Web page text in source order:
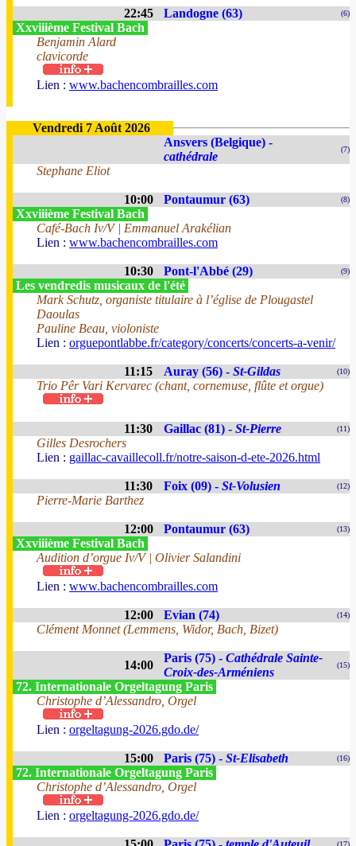
22:45 Landogne (63) (6)
Xxviiième Festival Bach
Benjamin Alard
clavicorde
Lien : www.bachencombrailles.com
Vendredi 7 Août 2026
Ansvers (Belgique) -
cathédrale
(7)
Stephane Eliot
10:00 Pontaumur (63) (8)
Xxviiième Festival Bach
Café-Bach Iv/V | Emmanuel Arakélian
Lien : www.bachencombrailles.com
10:30 Pont-l'Abbé (29) (9)
Les vendredis musicaux de l'été
Mark Schutz, organiste titulaire à l’église de Plougastel
Daoulas
Pauline Beau, violoniste
Lien : orguepontlabbe.fr/category/concerts/concerts-a-venir/
11:15 Auray (56) - St-Gildas (10)
Trio Pêr Vari Kervarec (chant, cornemuse, flûte et orgue)
11:30 Gaillac (81) - St-Pierre (11)
Gilles Desrochers
Lien : gaillac-cavaillecoll.fr/notre-saison-d-ete-2026.html
11:30 Foix (09) - St-Volusien (12)
Pierre-Marie Barthez
12:00 Pontaumur (63) (13)
Xxviiième Festival Bach
Audition d’orgue Iv/V | Olivier Salandini
Lien : www.bachencombrailles.com
12:00 Evian (74) (14)
Clément Monnet (Lemmens, Widor, Bach, Bizet)
14:00
Paris (75) - Cathédrale Sainte-
Croix-des-Arméniens
(15)
72. Internationale Orgeltagung Paris
Christophe d’Alessandro, Orgel
Lien : orgeltagung-2026.gdo.de/
15:00 Paris (75) - St-Elisabeth (16)
72. Internationale Orgeltagung Paris
Christophe d’Alessandro, Orgel
Lien : orgeltagung-2026.gdo.de/
(17)